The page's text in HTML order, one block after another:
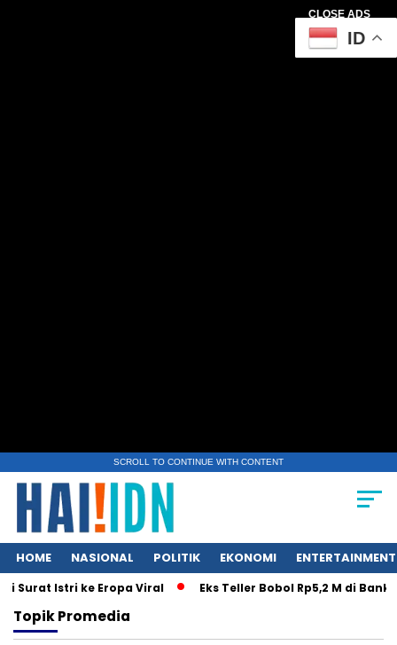
CLOSE ADS
SCROLL TO CONTINUE WITH CONTENT
HOME NASIONAL POLITIK EKONOMI ENTERTAINMENT
Surat Istri ke Eropa Viral Eks Teller Bobol Rp5,2 M di Bank
TopikPromedia
ID